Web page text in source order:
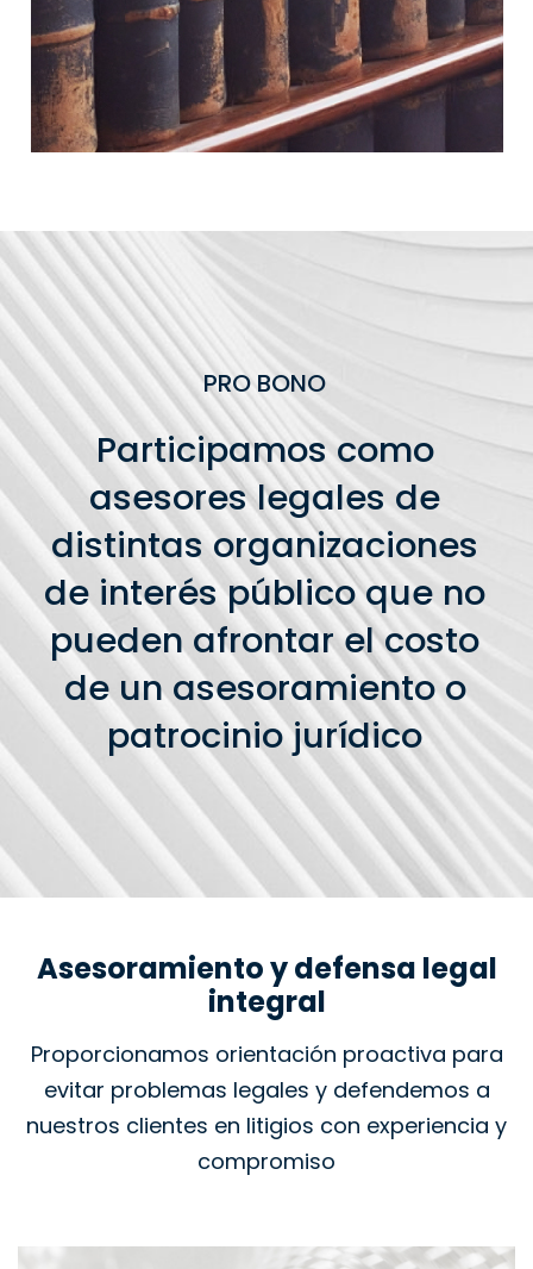
PRO BONO
Participamos como
asesores legales de
distintas organizaciones
de interés público que no
pueden afrontar el costo
de un asesoramiento o
patrocinio jurídico
Asesoramiento y defensa legal
integral
Proporcionamos orientación proactiva para
evitar problemas legales y defendemos a
nuestros clientes en litigios con experiencia y
compromiso